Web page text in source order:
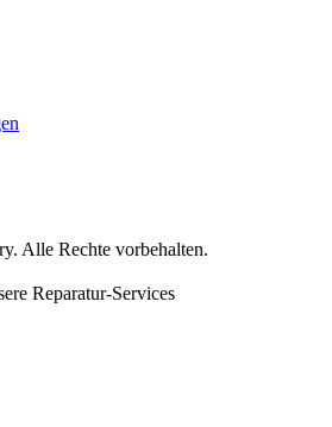
. Alle Rechte vorbehalten.
Reparatur-Services